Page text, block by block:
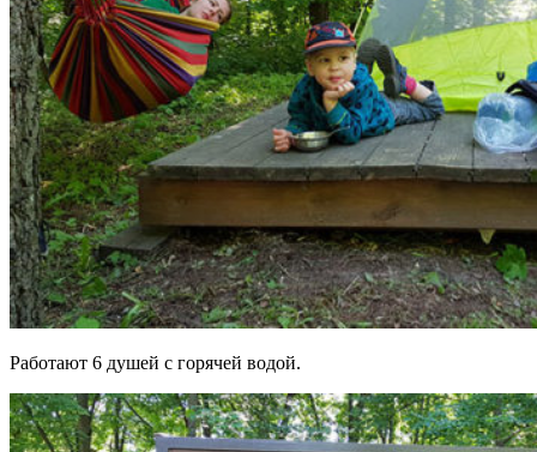
Работают 6 душей с горячей водой.